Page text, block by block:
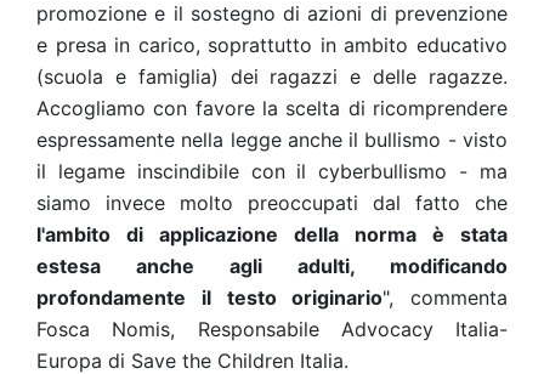
promozione e il sostegno di azioni di prevenzione
e presa in carico, soprattutto in ambito educativo
(scuola e famiglia) dei ragazzi e delle ragazze.
Accogliamo con favore la scelta di ricomprendere
espressamente nella legge anche il bullismo - visto
il legame inscindibile con il cyberbullismo - ma
siamo invece molto preoccupati dal fatto che
l'ambito di applicazione della norma è stata
estesa anche agli adulti, modificando
profondamente il testo originario", commenta
Fosca Nomis, Responsabile Advocacy Italia-
Europa di Save the Children Italia.